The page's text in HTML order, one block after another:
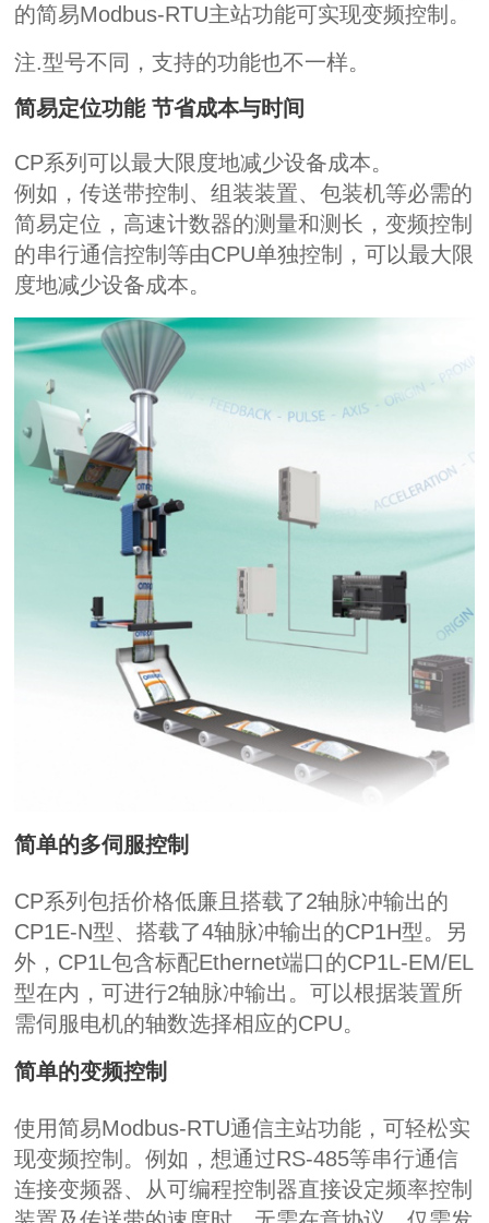
的简易Modbus-RTU主站功能可实现变频控制。
注.型号不同，支持的功能也不一样。
简易定位功能 节省成本与时间
CP系列可以最大限度地减少设备成本。
例如，传送带控制、组装装置、包装机等必需的
简易定位，高速计数器的测量和测长，变频控制
的串行通信控制等由CPU单独控制，可以最大限
度地减少设备成本。
简单的多伺服控制
CP系列包括价格低廉且搭载了2轴脉冲输出的
CP1E-N型、搭载了4轴脉冲输出的CP1H型。另
外， CP1L包含标配Ethernet端口的CP1L-EM/EL
型在内，可进行2轴脉冲输出。可以根据装置所
需伺服电机的轴数选择相应的CPU。
简单的变频控制
使用简易Modbus-RTU通信主站功能，可轻松实
现变频控制。例如，想通过RS-485等串行通信
连接变频器、从可编程控制器直接设定频率控制